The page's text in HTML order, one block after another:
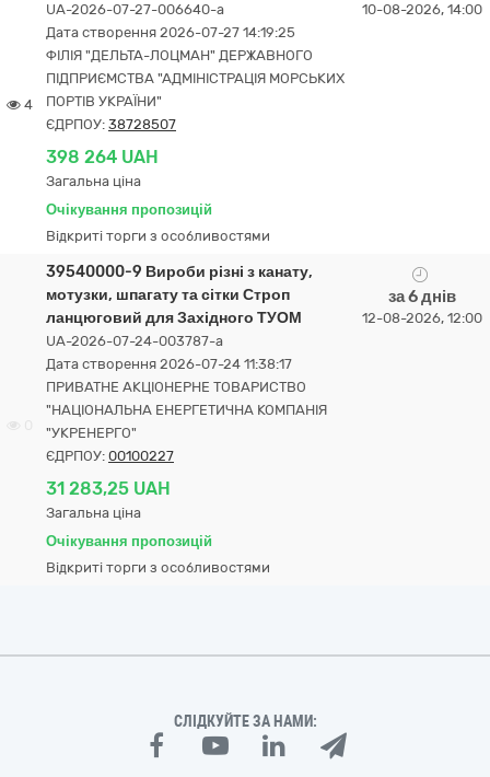
4
UA-2026-07-27-006640-a
Дата створення 2026-07-27 14:19:25
ФІЛІЯ "ДЕЛЬТА-ЛОЦМАН" ДЕРЖАВНОГО
ПІДПРИЄМСТВА "АДМІНІСТРАЦІЯ МОРСЬКИХ
ПОРТІВ УКРАЇНИ"
ЄДРПОУ: 38728507
398 264 UAH
Загальна ціна
Очікування пропозицій
Відкриті торги з особливостями
10-08-2026, 14:00
39540000-9 Вироби різні з канату,
мотузки, шпагату та сітки Строп
ланцюговий для Західного ТУОМ
UA-2026-07-24-003787-a
Дата створення 2026-07-24 11:38:17
ПРИВАТНЕ АКЦІОНЕРНЕ ТОВАРИСТВО
"НАЦІОНАЛЬНА ЕНЕРГЕТИЧНА КОМПАНІЯ
"УКРЕНЕРГО"
ЄДРПОУ: 00100227
31 283,25 UAH
Загальна ціна
Очікування пропозицій
Відкриті торги з особливостями
за 6 днів
12-08-2026, 12:00
СЛІДКУЙТЕ ЗА НАМИ: